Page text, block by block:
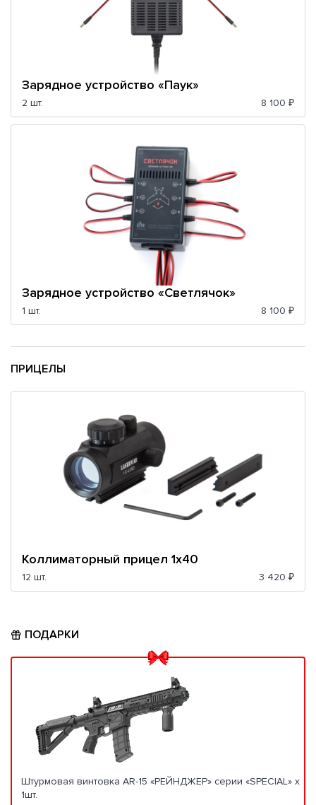
Зарядное устройство «Паук»
2 шт. 8 100 ₽
Зарядное устройство «Светлячок»
1 шт. 8 100 ₽
ПРИЦЕЛЫ
Коллиматорный прицел 1x40
12 шт. 3 420 ₽
ПОДАРКИ
Штурмовая винтовка AR-15 «РЕЙНДЖЕР» серии «SPECIAL» x
1шт.